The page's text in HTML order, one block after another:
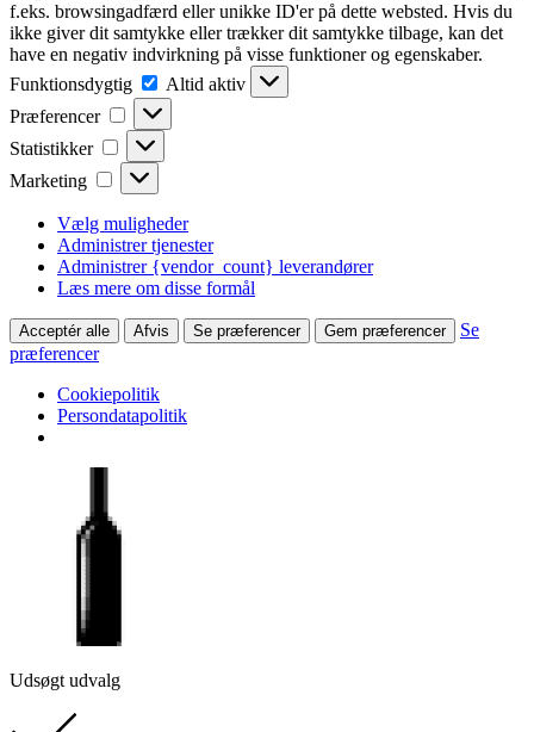
f.eks. browsingadfærd eller unikke ID'er på dette websted. Hvis du
ikke giver dit samtykke eller trækker dit samtykke tilbage, kan det
have en negativ indvirkning på visse funktioner og egenskaber.
Funktionsdygtig
Funktionsdygtig
Altid aktiv
Præferencer
Præferencer
Statistikker Statistikker
Marketing Marketing
Vælg muligheder
Administrer tjenester
Administrer {vendor_count} leverandører
Læs mere om disse formål
Acceptér alle Afvis Se præferencer Gem præferencer
Se
præferencer
Cookiepolitik
Persondatapolitik
Udsøgt udvalg